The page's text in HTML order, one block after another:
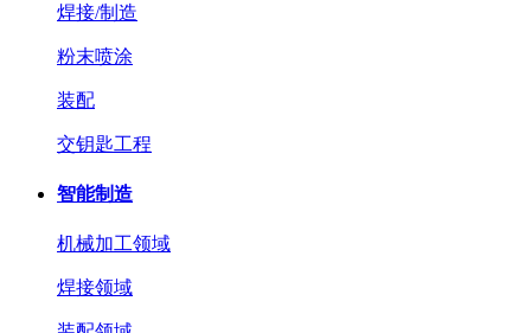
焊接/制造
粉末喷涂
装配
交钥匙工程
智能制造
机械加工领域
焊接领域